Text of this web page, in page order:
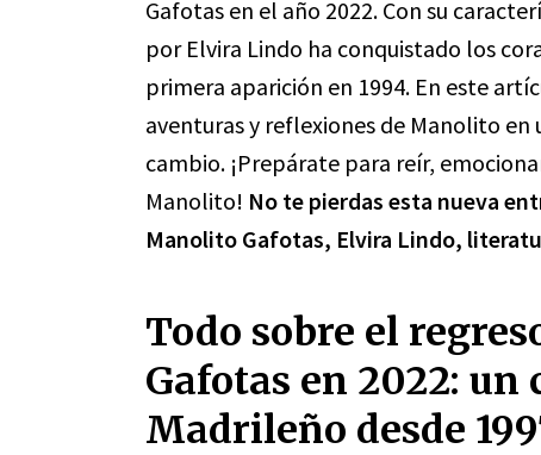
Gafotas en el año 2022. Con su
por Elvira Lindo ha conquistado los
primera aparición en 1994. En este
aventuras y reflexiones de Manolito
cambio. ¡Prepárate para reír,
Manolito! No te pierdas esta nueva
Manolito Gafotas, Elvira Lindo,
Todo sobre el
Gafotas en 2022: un
Madrileño desde